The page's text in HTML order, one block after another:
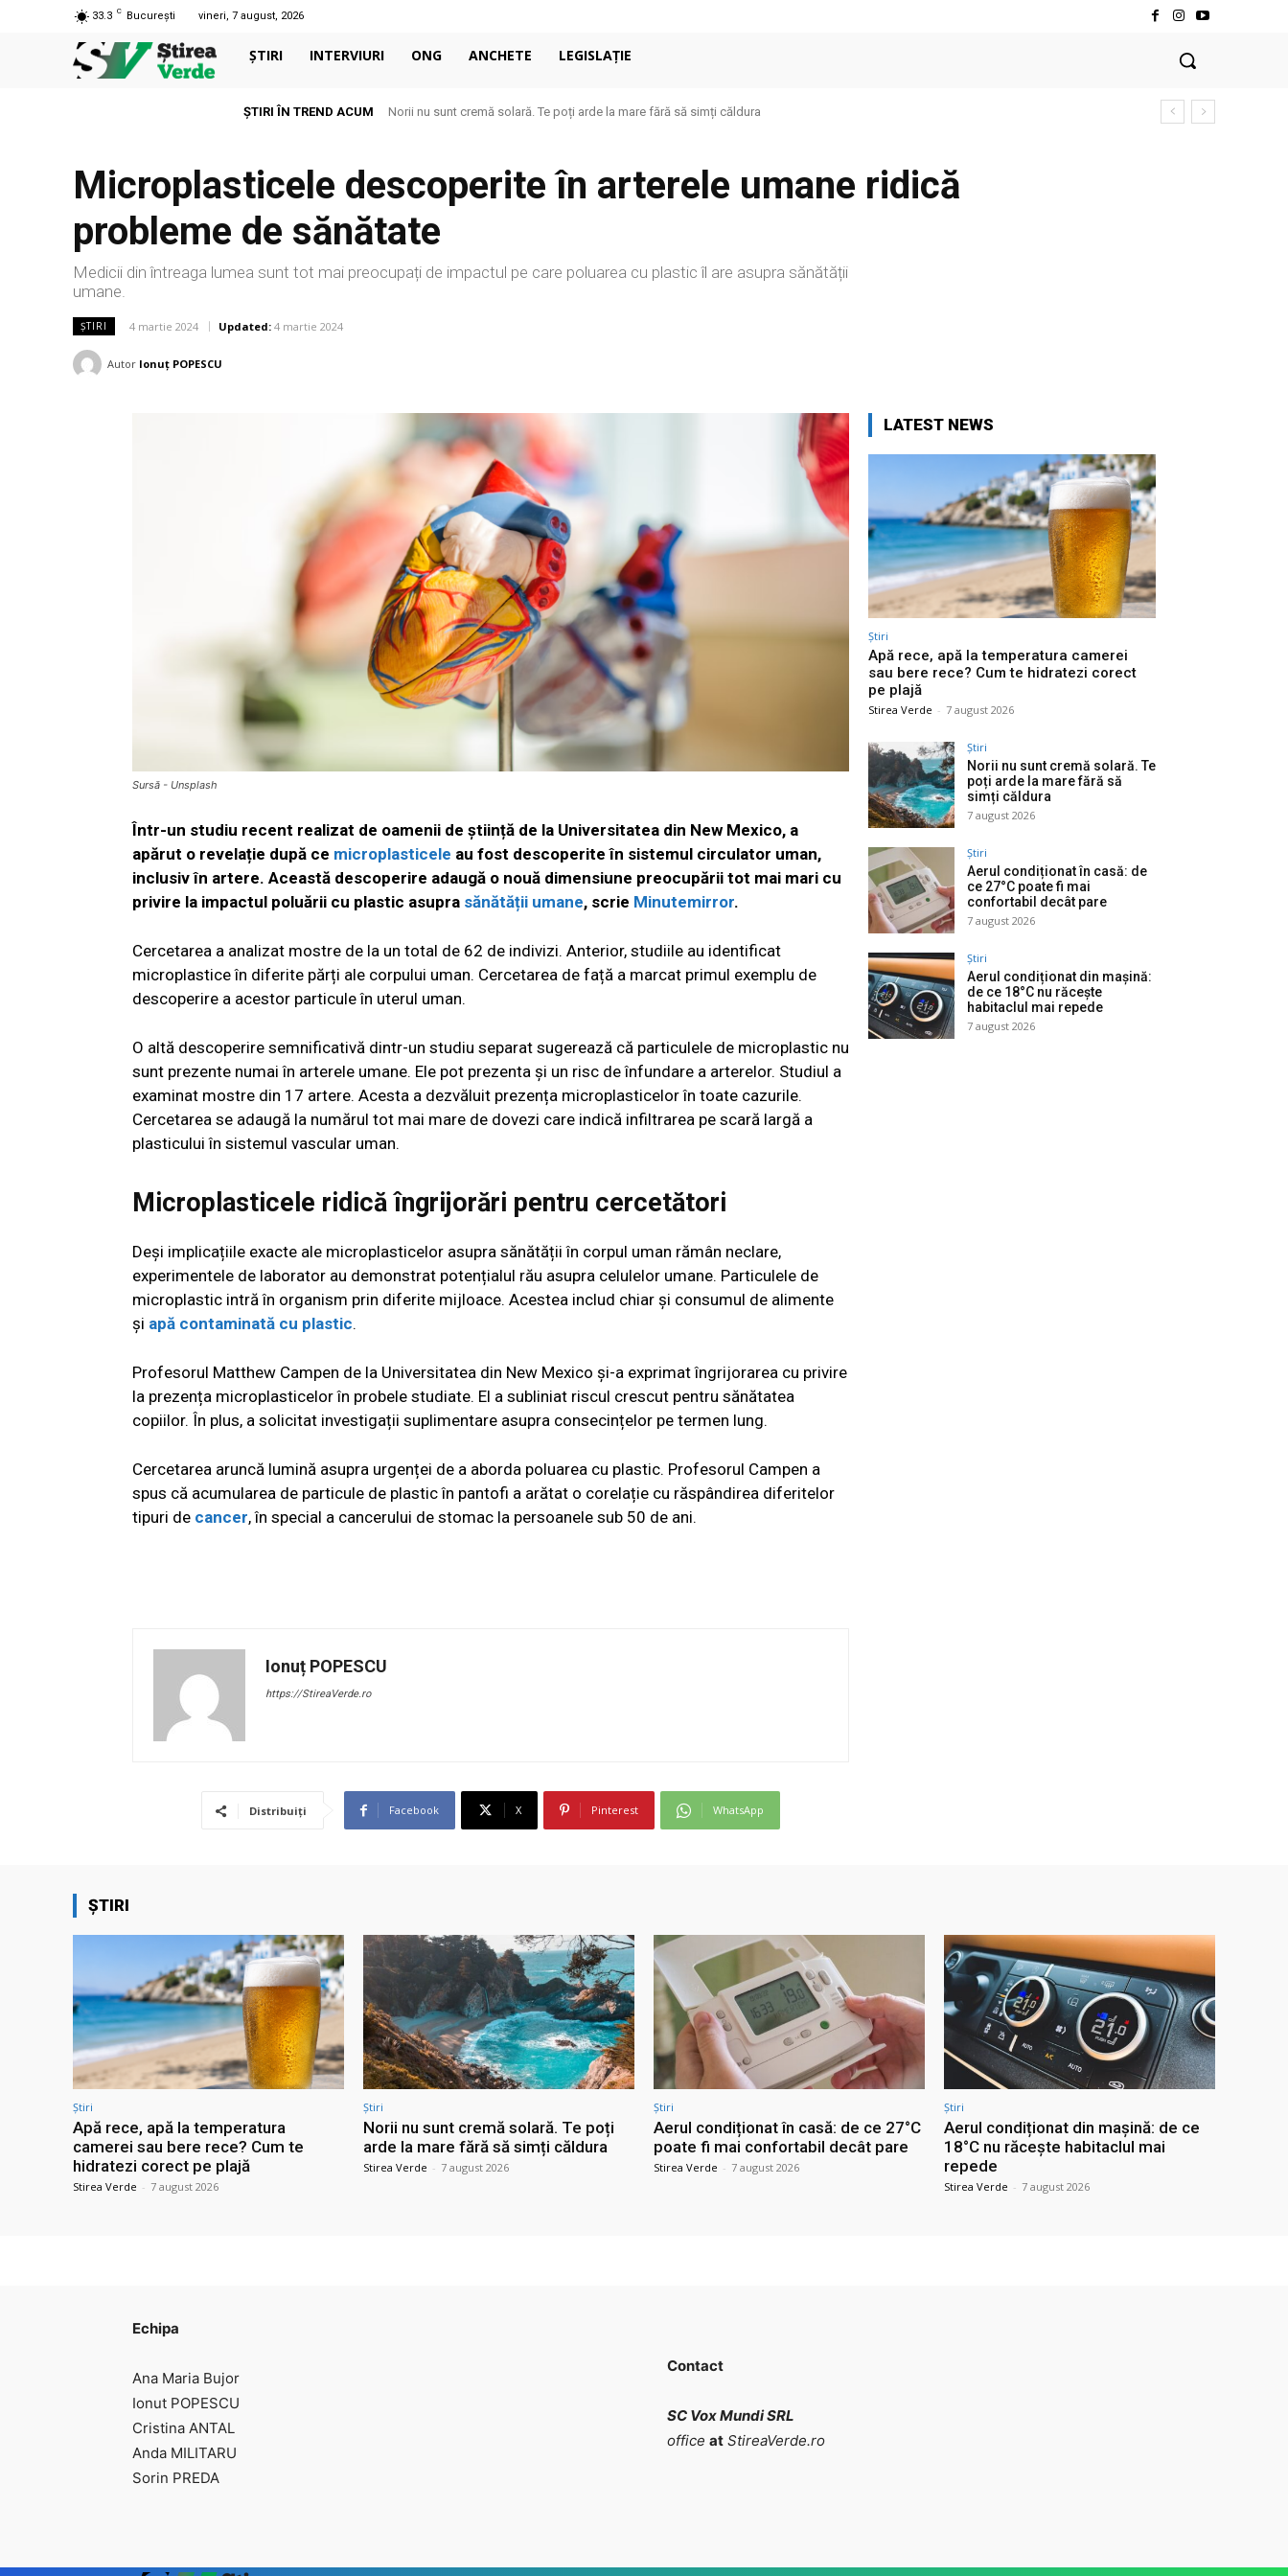
33.3 C București vineri, 7 august, 2026
ȘTIRI INTERVIURI ONG ANCHETE LEGISLAȚIE
ȘTIRI ÎN TREND ACUM Norii nu sunt cremă solară. Te poți arde la mare fără să simți căldura
Aerul condiționat în casă: de ce 27°C poate fi mai confortabil decât pare
Microplasticele descoperite în arterele umane ridică
probleme de sănătate
Medicii din întreaga lumea sunt tot mai preocupați de impactul pe care poluarea cu plastic îl are asupra sănătății
umane.
ȘTIRI 4 martie 2024 Updated: 4 martie 2024
Autor Ionuț POPESCU
Sursă - Unsplash
Într-un studiu recent realizat de oamenii de știință de la Universitatea din New Mexico, a
apărut o revelație după ce microplasticele au fost descoperite în sistemul circulator uman,
inclusiv în artere. Această descoperire adaugă o nouă dimensiune preocupării tot mai mari cu
privire la impactul poluării cu plastic asupra sănătății umane, scrie Minutemirror.
Cercetarea a analizat mostre de la un total de 62 de indivizi. Anterior, studiile au identificat
microplastice în diferite părți ale corpului uman. Cercetarea de față a marcat primul exemplu de
descoperire a acestor particule în uterul uman.
O altă descoperire semnificativă dintr-un studiu separat sugerează că particulele de microplastic nu
sunt prezente numai în arterele umane. Ele pot prezenta și un risc de înfundare a arterelor. Studiul a
examinat mostre din 17 artere. Acesta a dezvăluit prezența microplasticelor în toate cazurile.
Cercetarea se adaugă la numărul tot mai mare de dovezi care indică infiltrarea pe scară largă a
plasticului în sistemul vascular uman.
Microplasticele ridică îngrijorări pentru cercetători
Deși implicațiile exacte ale microplasticelor asupra sănătății în corpul uman rămân neclare,
experimentele de laborator au demonstrat potențialul rău asupra celulelor umane. Particulele de
microplastic intră în organism prin diferite mijloace. Acestea includ chiar și consumul de alimente
și apă contaminată cu plastic.
Profesorul Matthew Campen de la Universitatea din New Mexico și-a exprimat îngrijorarea cu privire
la prezența microplasticelor în probele studiate. El a subliniat riscul crescut pentru sănătatea
copiilor. În plus, a solicitat investigații suplimentare asupra consecințelor pe termen lung.
Cercetarea aruncă lumină asupra urgenței de a aborda poluarea cu plastic. Profesorul Campen a
spus că acumularea de particule de plastic în pantofi a arătat o corelație cu răspândirea diferitelor
tipuri de cancer, în special a cancerului de stomac la persoanele sub 50 de ani.
Ionuț POPESCU
https://StireaVerde.ro
Distribuiți Facebook X Pinterest WhatsApp
LATEST NEWS
Știri
Apă rece, apă la temperatura camerei
sau bere rece? Cum te hidratezi corect
pe plajă
Stirea Verde - 7 august 2026
Știri
Norii nu sunt cremă solară. Te
poți arde la mare fără să
simți căldura
7 august 2026
Știri
Aerul condiționat în casă: de
ce 27°C poate fi mai
confortabil decât pare
7 august 2026
Știri
Aerul condiționat din mașină:
de ce 18°C nu răcește
habitaclul mai repede
7 august 2026
ȘTIRI
Știri
Apă rece, apă la temperatura
camerei sau bere rece? Cum te
hidratezi corect pe plajă
Stirea Verde - 7 august 2026
Știri
Norii nu sunt cremă solară. Te poți
arde la mare fără să simți căldura
Stirea Verde - 7 august 2026
Știri
Aerul condiționat în casă: de ce 27°C
poate fi mai confortabil decât pare
Stirea Verde - 7 august 2026
Știri
Aerul condiționat din mașină: de ce
18°C nu răcește habitaclul mai
repede
Stirea Verde - 7 august 2026
Echipa
Ana Maria Bujor
Ionut POPESCU
Cristina ANTAL
Anda MILITARU
Sorin PREDA
Contact
SC Vox Mundi SRL
office at StireaVerde.ro